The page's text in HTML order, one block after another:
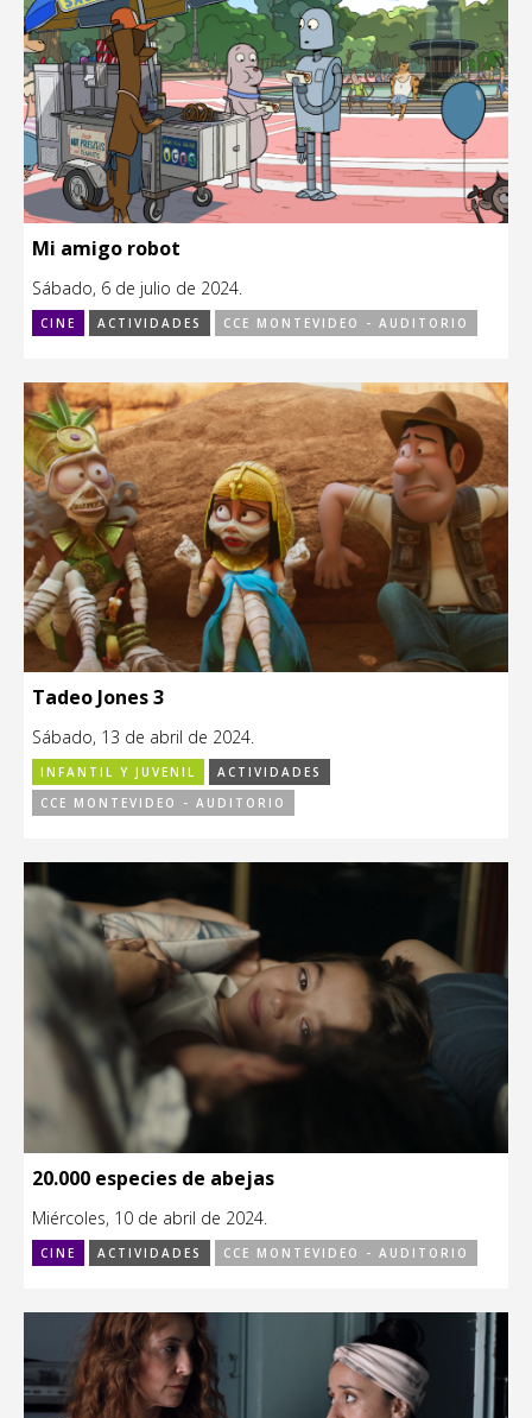
Mi amigo robot
Sábado, 6 de julio de 2024.
CINE ACTIVIDADES CCE MONTEVIDEO - AUDITORIO
Tadeo Jones 3
Sábado, 13 de abril de 2024.
INFANTIL Y JUVENIL
ACTIVIDADES
CCE MONTEVIDEO - AUDITORIO
20.000 especies de abejas
Miércoles, 10 de abril de 2024.
CINE ACTIVIDADES CCE MONTEVIDEO - AUDITORIO